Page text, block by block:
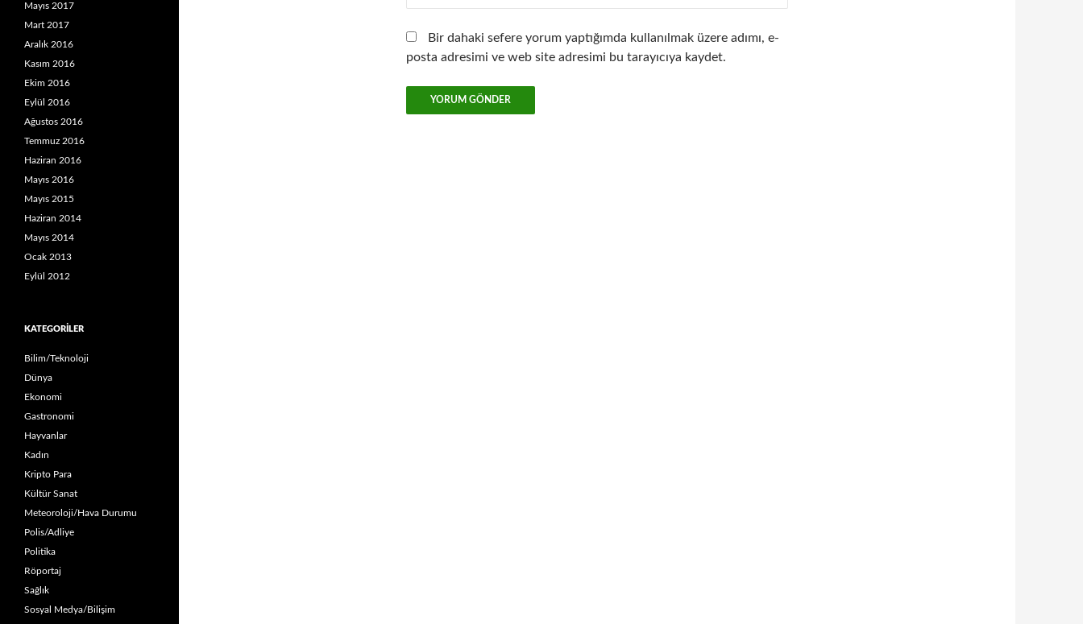
Bir dahaki sefere yorum yaptığımda kullanılmak üzere adımı, e-
posta adresimi ve web site adresimi bu tarayıcıya kaydet.
Mayıs 2017
Mart 2017
Aralık 2016
Kasım 2016
Ekim 2016
Eylül 2016
Ağustos 2016
Temmuz 2016
Haziran 2016
Mayıs 2016
Mayıs 2015
Haziran 2014
Mayıs 2014
Ocak 2013
Eylül 2012
KATEGORILER
Bilim/Teknoloji
Dünya
Ekonomi
Gastronomi
Hayvanlar
Kadın
Kripto Para
Kültür Sanat
Meteoroloji/Hava Durumu
Polis/Adliye
Politika
Röportaj
Sağlık
Sosyal Medya/Bilişim